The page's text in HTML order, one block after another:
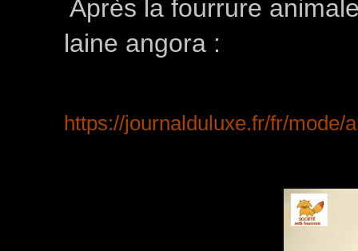
Après la fourrure
laine angora :
https://journalduluxe.fr/fr/mode/